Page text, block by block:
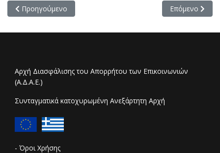
Προηγούμενο άρθρο: Ανάρτηση Έκθεσης Πεπραγμένων ΑΔΑΕ
Προηγούμενο Επόμενο
Επόμενο
Αρχή Διασφάλισης του Απορρήτου των Επικοινωνιών
(Α.Δ.Α.Ε.)
Συνταγματικά κατοχυρωμένη Ανεξάρτητη Αρχή
- Όροι Χρήσης